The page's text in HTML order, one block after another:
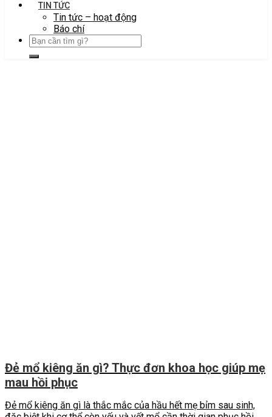
TIN TỨC
Tin tức – hoạt động
Báo chí
Đẻ mổ kiêng ăn gì? Thực đơn khoa học giúp mẹ
mau hồi phục
Đẻ mổ kiêng ăn gì là thắc mắc của hầu hết mẹ bỉm sau sinh,